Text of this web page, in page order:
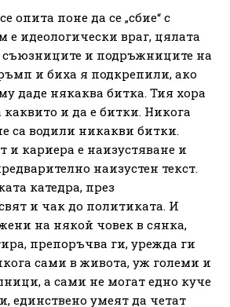
опита поне да се „сбие“ с
е идеологически враг, цялата
съюзниците и подръжниците на
и биха я подкрепили, ако
даде някаква битка. Тия хора
каквито и да е битки. Никога
са водили никакви битки.
кариера е наизустяване и
наизустен текст.
катедра, през
и чак до политиката. И
на някой човек в сянка,
препоръчва ги, урежда ги
сами в живота, уж големи и
а сами не могат едно куче
единствено умеят да четат